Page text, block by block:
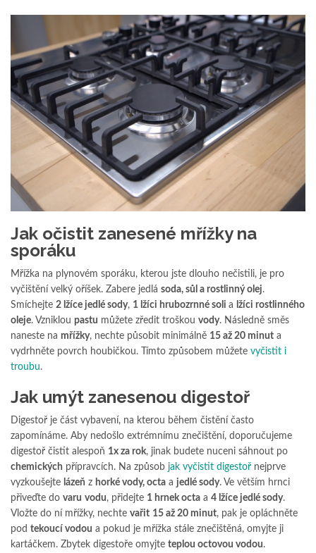
Jak očistit zanesené mřížky na
sporáku
Mřížka na plynovém sporáku, kterou jste dlouho nečistili, je pro
vyčištění velký oříšek. Zabere jedlá soda, sůl a rostlinný olej.
Smíchejte 2 lžíce jedlé sody, 1 lžíci hrubozrnné soli a lžíci rostlinného
oleje. Vzniklou pastu můžete zředit troškou vody. Následně směs
naneste na mřížky, nechte působit minimálně 15 až 20 minut a
vydrhněte povrch houbičkou. Tímto způsobem můžete vyčistit i
troubu.
Jak umýt zanesenou digestoř
Digestoř je část vybavení, na kterou během čistění často
zapomínáme. Aby nedošlo extrémnímu znečištění, doporučujeme
digestoř čistit alespoň 1x za rok, jinak budete nuceni sáhnout po
chemických přípravcích. Na způsob jak vyčistit digestoř nejprve
vyzkoušejte lázeň z horké vody, octa a jedlé sody. Ve větším hrnci
přiveďte do varu vodu, přidejte 1 hrnek octa a 4 lžíce jedlé sody.
Vložte do ní mřížky, nechte vařit 15 až 20 minut, pak je opláchněte
pod tekoucí vodou a pokud je mřížka stále znečištěná, omyjte ji
kartáčkem. Zbytek digestoře omyjte teplou octovou vodou.